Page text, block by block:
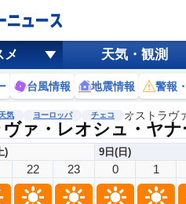
メ 天気・観測
台風情報 地震情報 警報
気 ヨーロッパ チェコ オストラヴ
ァ・レオシュ・ヤ
)
22 23
9日(日)
0 1